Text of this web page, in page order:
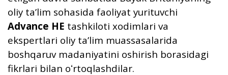
oliy taʼlim sohasida faoliyat yurituvchi
Advance HE tashkiloti xodimlari va
ekspertlari oliy taʼlim muassasalarida
boshqaruv madaniyatini oshirish borasidagi
fikrlari bilan oʻrtoqlashdilar.